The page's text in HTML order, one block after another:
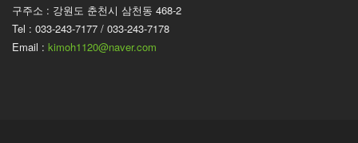
구주소 : 강원도 춘천시 삼천동 468-2
Tel : 033-243-7177 / 033-243-7178
Email : kimoh1120@naver.com